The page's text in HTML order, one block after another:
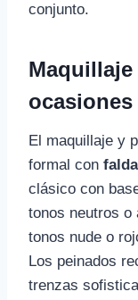
conjunto.
El maquillaje y
formal con
clásico con
tonos neutros o
tonos nude o
Los peinados
trenzas